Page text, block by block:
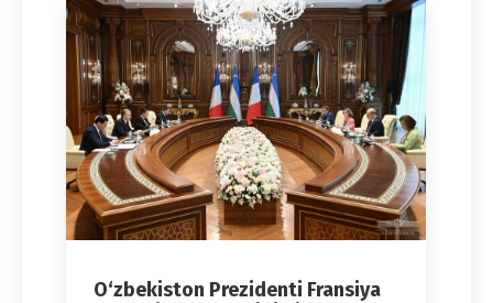
O‘zbekiston Prezidenti Fransiya